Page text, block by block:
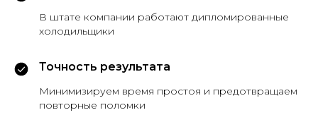
В штате компании работают дипломированные
холодильщики
Точность результата
Минимизируем время простоя и предотвращаем
повторные поломки